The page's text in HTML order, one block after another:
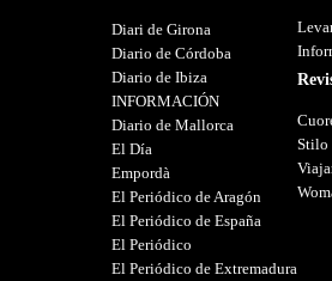
Diari de Girona
Diario de Córdoba
Diario de Ibiza
INFORMACIÓN
Diario de Mallorca
El Día
Empordà
El Periódico de Aragón
El Periódico de España
El Periódico
El Periódico de Extremadura
Stilo